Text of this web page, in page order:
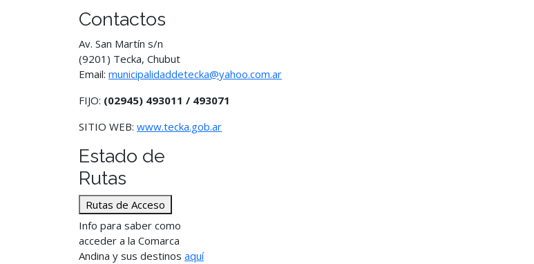
Contactos
Av. San Martín s/n
(9201) Tecka, Chubut
Email: municipalidaddetecka@yahoo.com.ar
FIJO: (02945) 493011 / 493071
SITIO WEB: www.tecka.gob.ar
Estado de
Rutas
Rutas de Acceso
Info para saber como
acceder a la Comarca
Andina y sus destinos aquí